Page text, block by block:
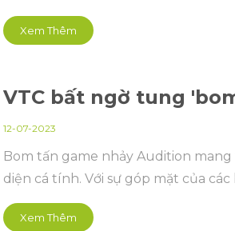
Xem Thêm
VTC bất ngờ tung
12-07-2023
Bom tấn game nhảy Audition
diện cá tính. Với sự góp mặt của
Xem Thêm